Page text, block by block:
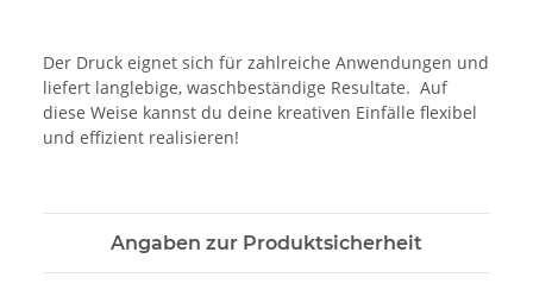
Der Druck eignet sich für zahlreiche Anwendungen und
liefert langlebige, waschbeständige Resultate. Auf
diese Weise kannst du deine kreativen Einfälle flexibel
und effizient realisieren!
Angaben zur Produktsicherheit